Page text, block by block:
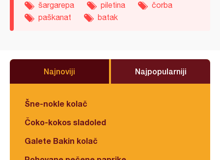
šargarepa piletina
čorba
paškanat
batak
Najnoviji Najpopularniji
Šne-nokle kolač
Čoko-kokos sladoled
Galete Bakin kolač